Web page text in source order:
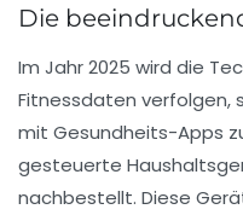
Die
Im Jahr 2025 wird die
Fitnessdaten verfolgen,
mit Gesundheits-Apps
gesteuerte
nachbestellt. Diese